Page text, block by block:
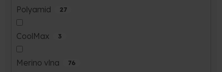
Polyamid 27
CoolMax 3
Merino vlna 76